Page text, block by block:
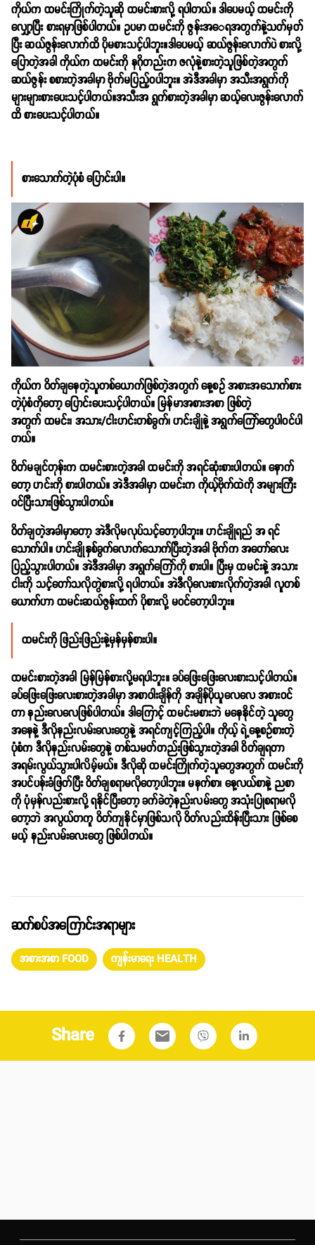
ကိုယ်က ထမင်းကြိုက်တဲ့သူဆို ထမင်းစားလို့ ရပါတယ်။ ဒါပေမယ့် ထမင်းကို
လျှော့ပြီး စားရမှာဖြစ်ပါတယ်။ ဥပမာ ထမင်းကို ဇွန်းအ‌ေရအတွက်နဲ့သတ်မှတ်
ပြီး ဆယ်ဇွန်းလောက်ထိ ပိုမစားသင့်ပါဘူး။ဒါပေမယ့် ဆယ်ဇွန်းလောက်ပဲ စားလို့
ပြောတဲ့အခါ ကိုယ်က ထမင်းကို နဂိုတည်းက ဇလုံနဲ့စားတဲ့သူဖြစ်တဲ့အတွက်
ဆယ်ဇွန်း စစားတဲ့အခါမှာ ဗိုက်မပြည့်ဝပါဘူး။ အဲဒီအခါမှာ အသီးအရွက်ကို
များများစားပေးသင့်ပါတယ်။အသီးအ ရွက်စားတဲ့အခါမှာ ဆယ့်လေးဇွန်းလောက်
ထိ စားပေးသင့်ပါတယ်။
စားသောက်တဲ့ပုံစံ ပြောင်းပါ။
ကိုယ်က ဝိတ်ချနေတဲ့သူတစ်ယောက်ဖြစ်တဲ့အတွက် နေ့စဥ် အစားအသောက်စား
တဲ့ပုံစံကိုတော့ ပြောင်းပေးသင့်ပါတယ်။ မြန်မာအစားအစာ ဖြစ်တဲ့
အတွက် ထမင်း၊ အသား/ငါးဟင်းတစ်ခွက်၊ ဟင်းချိုနဲ့ အရွက်ကြော်တွေပါဝင်ပါ
တယ်။
ဝိတ်မချင်တုန်းက ထမင်းစားတဲ့အခါ ထမင်းကို အရင်ဆုံးစားပါတယ်။ နောက်
တော့ ဟင်းကို စားပါတယ်။ အဲဒီအခါမှာ ထမင်းက ကိုယ့်ဗိုက်ထဲကို အများကြီး
ဝင်ပြီးသားဖြစ်သွားပါတယ်။
ဝိတ်ချတဲ့အခါမှာတော့ အဲဒီလိုမလုပ်သင့်တော့ပါဘူး။ ဟင်းချိုရည် အ ရင်
သောက်ပါ။ ဟင်းချိုနှစ်ခွက်လောက်သောက်ပြီးတဲ့အခါ ဗိုက်က အတော်လေး
ပြည့်သွားပါတယ်။ အဲဒီအခါမှာ အရွက်ကြော်ကို စားပါ။ ပြီးမှ ထမင်းနဲ့ အသား
ငါးကို သင့်တော်သလိုတွဲစားလို့ ရပါတယ်။ အဲဒီလိုလေးစားလိုက်တဲ့အခါ လူတစ်
ယောက်ဟာ ထမင်းဆယ်ဇွန်းထက် ပိုစားလို့ မဝင်တော့ပါဘူး။
ထမင်းကို ဖြည်းဖြည်းနဲ့မှန်မှန်စားပါ။
ထမင်းစားတဲ့အခါ မြန်မြန်စားလို့မရပါဘူး။ ခပ်ဖြေးဖြေးလေးစားသင့်ပါတယ်။
ခပ်ဖြေးဖြေးလေးစားတဲ့အခါမှာ အစာဝါးချိန်ကို အချိန်ပိုယူလေလေ အစားဝင်
တာ နည်းလေလေဖြစ်ပါတယ်။ ဒါကြောင့် ထမင်းမစားဘဲ မနေနိုင်တဲ့ သူတွေ
အနေနဲ့ ဒီလိုနည်းလမ်းလေးတွေနဲ့ အရင်ကျင့်ကြည့်ပါ။ ကိုယ့် ရဲ့နေ့စဥ်စားတဲ့
ပုံစံက ဒီလိုနည်းလမ်းတွေနဲ့ တစ်သမတ်တည်းဖြစ်သွားတဲ့အခါ ဝိတ်ချရတာ
အရမ်းလွယ်သွားပါလိမ့်မယ်။ ဒီလိုဆို ထမင်းကြိုက်တဲ့သူတွေအတွက် ထမင်းကို
အပင်ပန်းခံဖြတ်ပြီး ဝိတ်ချစရာမလိုတော့ပါဘူး။ မနက်စာ၊ နေ့လယ်စာနဲ့ ညစာ
ကို ပုံမှန်လည်းစားလို့ ရနိုင်ပြီးတော့ ခက်ခဲတဲ့နည်းလမ်းတွေ အသုံးပြုစရာမလို
တော့ဘဲ အလွယ်တကူ ဝိတ်ကျနိုင်မှာဖြစ်သလို ဝိတ်လည်းထိန်းပြီးသား ဖြစ်စေ
မယ့် နည်းလမ်းလေးတွေ ဖြစ်ပါတယ်။
ဆက်စပ်အကြောင်းအရာများ
အစားအစာ FOOD ကျန်းမာရေး HEALTH
Share email